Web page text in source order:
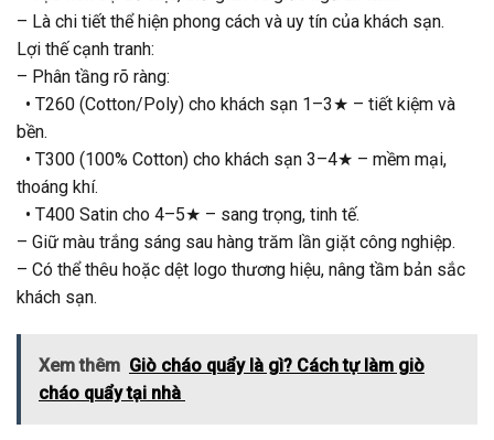
– Là chi tiết thể hiện phong cách và uy tín của khách sạn.
Lợi thế cạnh tranh:
– Phân tầng rõ ràng:
• T260 (Cotton/Poly) cho khách sạn 1–3★ – tiết kiệm và
bền.
• T300 (100% Cotton) cho khách sạn 3–4★ – mềm mại,
thoáng khí.
• T400 Satin cho 4–5★ – sang trọng, tinh tế.
– Giữ màu trắng sáng sau hàng trăm lần giặt công nghiệp.
– Có thể thêu hoặc dệt logo thương hiệu, nâng tầm bản sắc
khách sạn.
Xem thêm Giò cháo quẩy là gì? Cách tự làm giò
cháo quẩy tại nhà